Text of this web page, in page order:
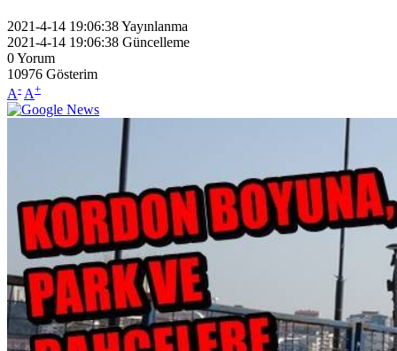
2021-4-14 19:06:38Yayınlanma
2021-4-14 19:06:38 Güncelleme
0Yorum
10976 Gösterim
A- A+